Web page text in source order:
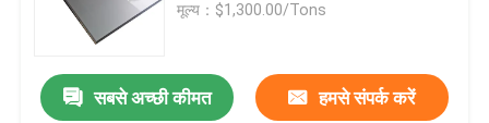
मूल्य：$1,300.00/Tons
सबसे अच्छी कीमत हमसे संपर्क करें